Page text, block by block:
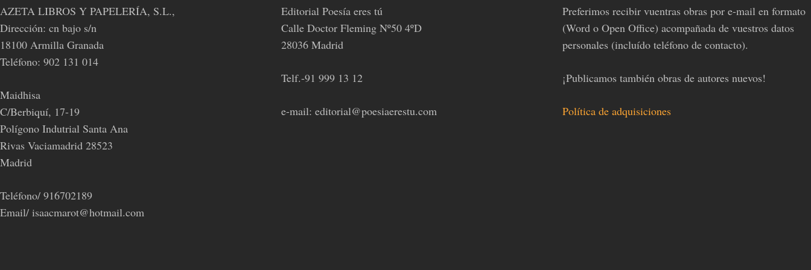
AZETA LIBROS Y PAPELERÍA, S.L.,
Dirección: cn bajo s/n
18100 Armilla Granada
Teléfono: 902 131 014
Maidhisa
C/Berbiquí, 17-19
Polígono Indutrial Santa Ana
Rivas Vaciamadrid 28523
Madrid
Teléfono/ 916702189
Email/ isaacmarot@hotmail.com
Editorial Poesía eres tú
Calle Doctor Fleming Nº50 4ºD
28036 Madrid
Telf.-91 999 13 12
e-mail: editorial@poesiaerestu.com
Preferimos recibir vuentras obras por e-mail en formato
(Word o Open Office) acompañada de vuestros datos
personales (incluído teléfono de contacto).
¡Publicamos también obras de autores nuevos!
Política de adquisiciones